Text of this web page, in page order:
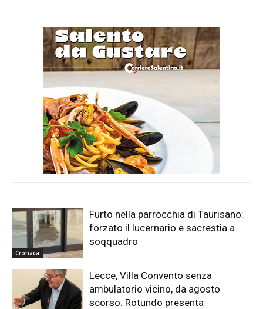
Cronaca
Furto nella parrocchia di Taurisano:
forzato il lucernario e sacrestia a
soqquadro
Lecce, Villa Convento senza
ambulatorio vicino, da agosto
scorso. Rotundo presenta